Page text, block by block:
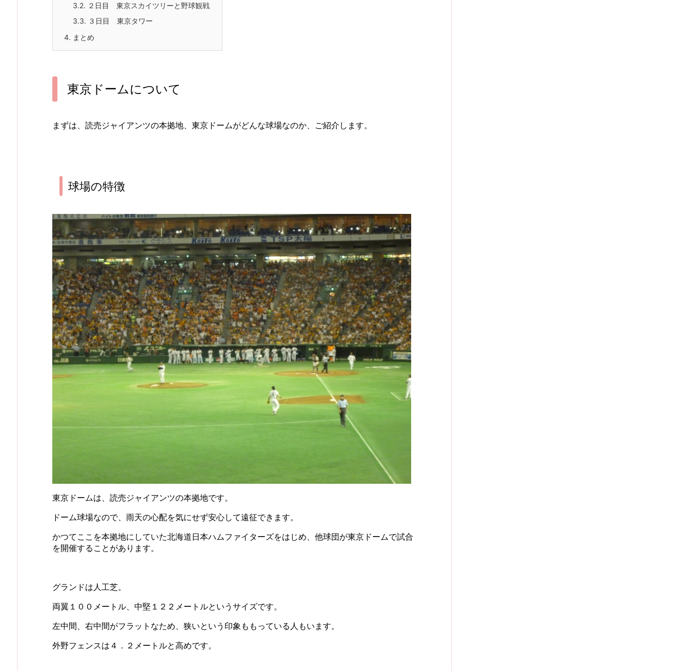
3.2. ２日目 東京スカイツリーと野球観戦
3.3. ３日目 東京タワー
4. まとめ
東京ドームについて
まずは、読売ジャイアンツの本拠地、東京ドームがどんな球場なのか、ご紹介します。
球場の特徴
東京ドームは、読売ジャイアンツの本拠地です。
ドーム球場なので、雨天の心配を気にせず安心して遠征できます。
かつてここを本拠地にしていた北海道日本ハムファイターズをはじめ、他球団が東京ドームで試合
を開催することがあります。
グランドは人工芝。
両翼１００メートル、中堅１２２メートルというサイズです。
左中間、右中間がフラットなため、狭いという印象ももっている人もいます。
外野フェンスは４．２メートルと高めです。